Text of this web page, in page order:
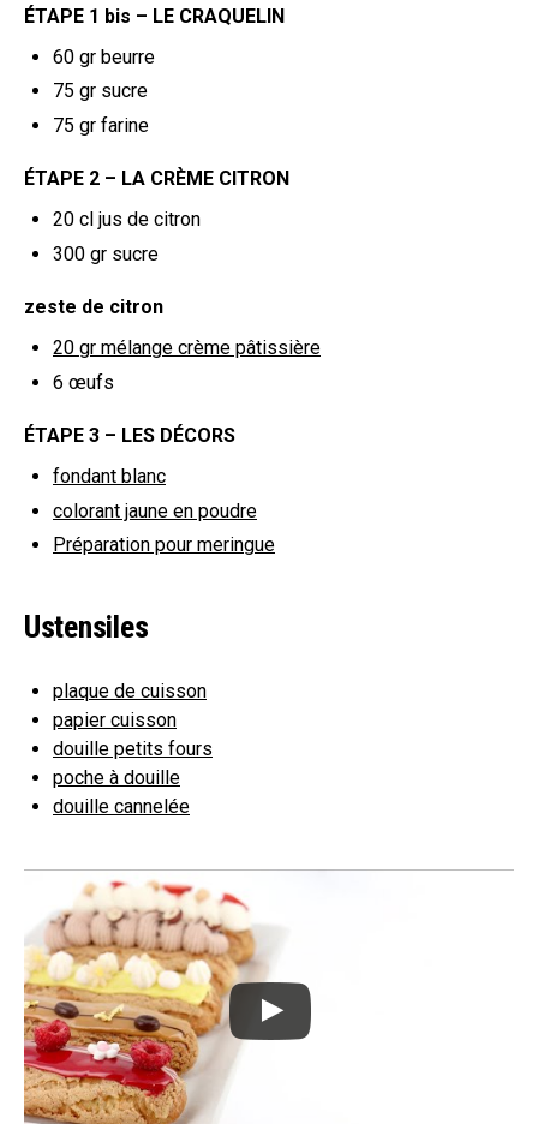
ÉTAPE 1 bis – LE CRAQUELIN
60 gr beurre
75 gr sucre
75 gr farine
ÉTAPE 2 – LA CRÈME CITRON
20 cl jus de citron
300 gr sucre
zeste de citron
20 gr mélange crème pâtissière
6 œufs
ÉTAPE 3 – LES DÉCORS
fondant blanc
colorant jaune en poudre
Préparation pour meringue
Ustensiles
plaque de cuisson
papier cuisson
douille petits fours
poche à douille
douille cannelée